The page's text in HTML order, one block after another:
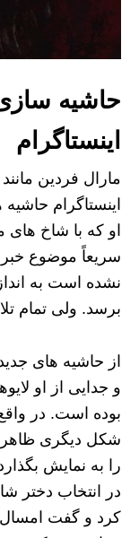
حاشیه
اینستاگرام
مارال فردین
اینستاگرام
او که با شاخ
سریعاً موضوع
نشده است به
برسد. ولی تمام
از حاشیه های
و جدایی از او
بوده است. در
شکل دیگری
را به نمایش
در انتخاب دختر
کرد و گفت امسال